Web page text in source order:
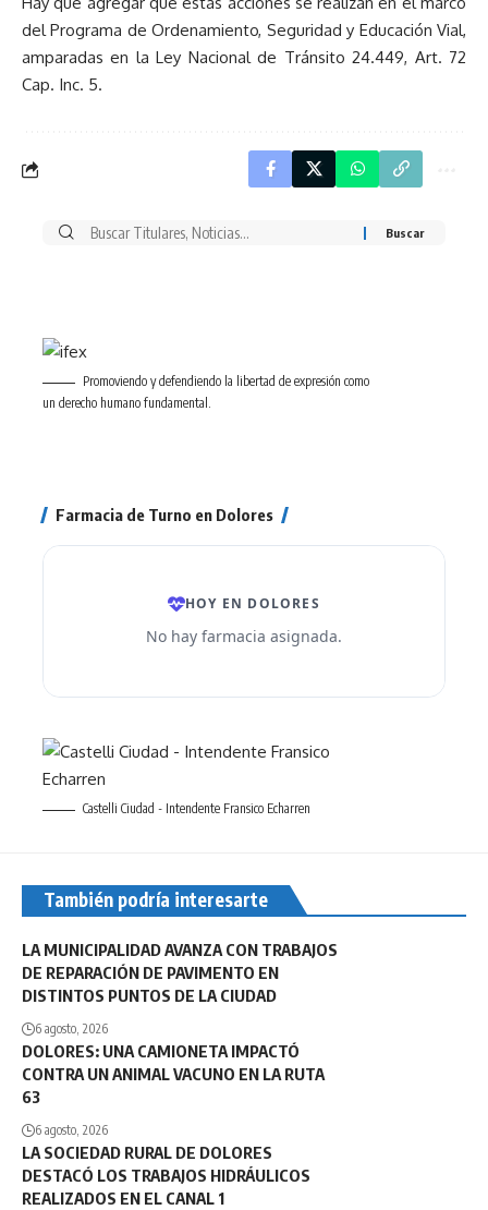
del Programa de Ordenamiento, Seguridad y Educación Vial,
amparadas en la Ley Nacional de Tránsito 24.449, Art. 72
Cap. Inc. 5.
Buscar
Promoviendo y defendiendo la libertad de expresión como
un derecho humano fundamental.
Farmacia de Turno en Dolores
Castelli Ciudad - Intendente Fransico Echarren
También podría interesarte
LA MUNICIPALIDAD AVANZA CON TRABAJOS
DE REPARACIÓN DE PAVIMENTO EN
DISTINTOS PUNTOS DE LA CIUDAD
6 agosto, 2026
DOLORES: UNA CAMIONETA IMPACTÓ
CONTRA UN ANIMAL VACUNO EN LA RUTA
63
6 agosto, 2026
LA SOCIEDAD RURAL DE DOLORES
DESTACÓ LOS TRABAJOS HIDRÁULICOS
REALIZADOS EN EL CANAL 1